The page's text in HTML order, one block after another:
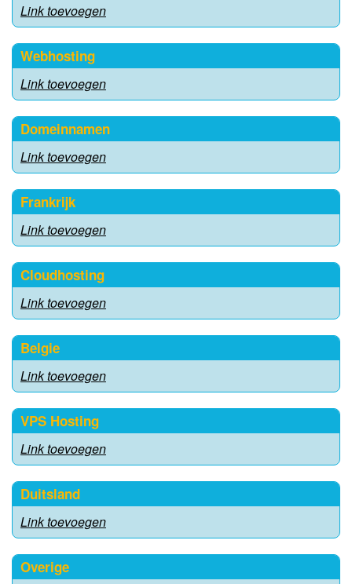
Link toevoegen
Webhosting
Link toevoegen
Domeinnamen
Link toevoegen
Frankrijk
Link toevoegen
Cloudhosting
Link toevoegen
Belgie
Link toevoegen
VPS Hosting
Link toevoegen
Duitsland
Link toevoegen
Overige